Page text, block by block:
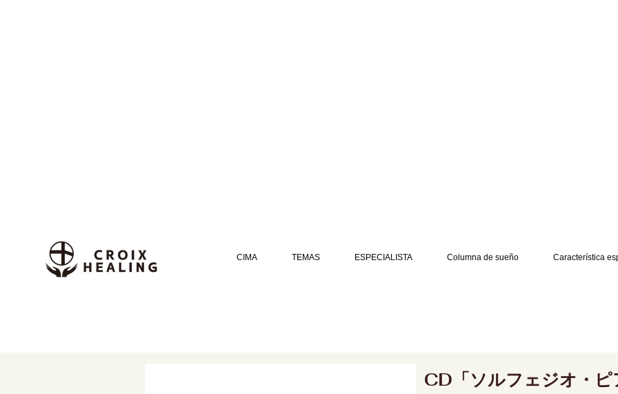
CIMA TEMAS ESPECIALISTA Columna de sueño Característica
CD「ソルフェジオ・